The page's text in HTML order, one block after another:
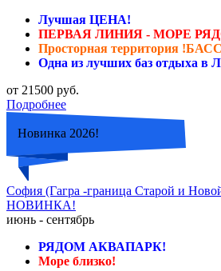
Лучшая ЦЕНА!
ПЕРВАЯ ЛИНИЯ - МОРЕ
Просторная территория
Одна из лучших баз отдыха в
от 21500 руб.
Подробнее
Новинка 2026!
София (Гагра -граница Старой и
НОВИНКА!
июнь - сентябрь
РЯДОМ АКВАПАРК!
Море близко!